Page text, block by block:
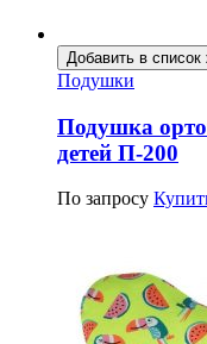
Добавить в
Подушки
Подушка
детей П-200
По запросу